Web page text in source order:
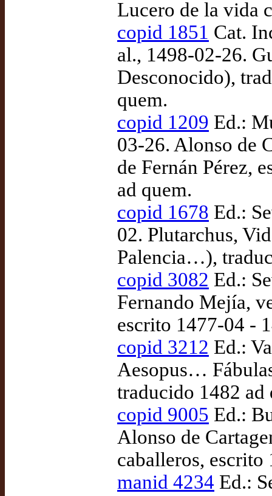
Lucero de la vida
copid 1851 Cat.
al., 1498-02-26.
Desconocido),
quem.
copid 1209 Ed.:
03-26. Alonso de
de Fernán Pérez,
ad quem.
copid 1678 Ed.:
02. Plutarchus,
Palencia…),
copid 3082 Ed.:
Fernando Mejía,
escrito 1477-04 -
copid 3212 Ed.:
Aesopus…
traducido 1482 ad
copid 9005 Ed.:
Alonso de
caballeros, escrito
manid 4234 Ed.: